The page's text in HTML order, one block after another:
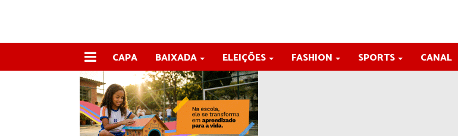
CAPA BAIXADA ELEIÇÕES FASHION SPORTS CANAL